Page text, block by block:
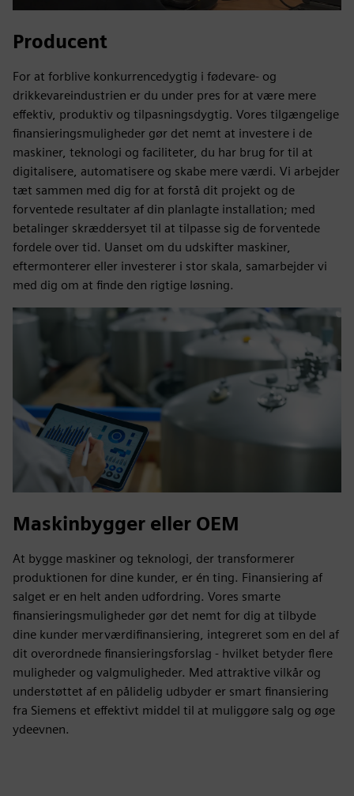
Producent
For at forblive konkurrencedygtig i fødevare- og
drikkevareindustrien er du under pres for at være mere
effektiv, produktiv og tilpasningsdygtig. Vores tilgængelige
finansieringsmuligheder gør det nemt at investere i de
maskiner, teknologi og faciliteter, du har brug for til at
digitalisere, automatisere og skabe mere værdi. Vi arbejder
tæt sammen med dig for at forstå dit projekt og de
forventede resultater af din planlagte installation; med
betalinger skræddersyet til at tilpasse sig de forventede
fordele over tid. Uanset om du udskifter maskiner,
eftermonterer eller investerer i stor skala, samarbejder vi
med dig om at finde den rigtige løsning.
Maskinbygger eller OEM
At bygge maskiner og teknologi, der transformerer
produktionen for dine kunder, er én ting. Finansiering af
salget er en helt anden udfordring. Vores smarte
finansieringsmuligheder gør det nemt for dig at tilbyde
dine kunder merværdifinansiering, integreret som en del af
dit overordnede finansieringsforslag - hvilket betyder flere
muligheder og valgmuligheder. Med attraktive vilkår og
understøttet af en pålidelig udbyder er smart finansiering
fra Siemens et effektivt middel til at muliggøre salg og øge
ydeevnen.